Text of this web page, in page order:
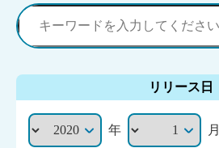
リリース日
年 月